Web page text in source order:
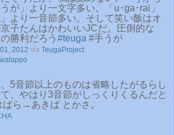
が」より一文字多い。「u･ga･rai」
より一音節多い。そして笑い飯はオ
子たんはかわいいJCだ。圧倒的な
勝利だろう #teuga #手うが
2012 via TeugaProject
watappo
5音節以上のものは省略したがるらし
、やはり3音節がしっくりくるんだと
ばら→あきば とかさ。